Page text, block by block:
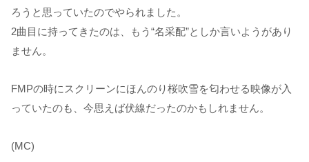
ろうと思っていたのでやられました。
2曲目に持ってきたのは、もう“名采配”としか言いようがあり
ません。
FMPの時にスクリーンにほんのり桜吹雪を匂わせる映像が入
っていたのも、今思えば伏線だったのかもしれません。
(MC)